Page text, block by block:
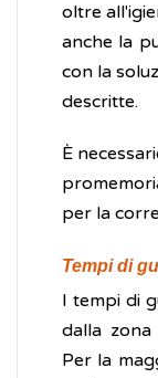
oltre
anche la
con la
descritte.
È
per la
Tempi di
I tempi di
dalla
Per la